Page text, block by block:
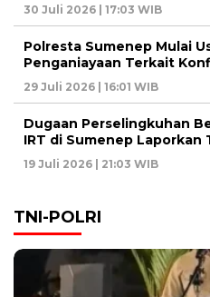
30 Juli 2026 | 17:03 WIB
Polresta Sumenep Mulai
Penganiayaan Terkait
29 Juli 2026 | 16:01 WIB
Dugaan Perselingkuhan
IRT di Sumenep Laporkan
19 Juli 2026 | 21:03 WIB
TNI-POLRI